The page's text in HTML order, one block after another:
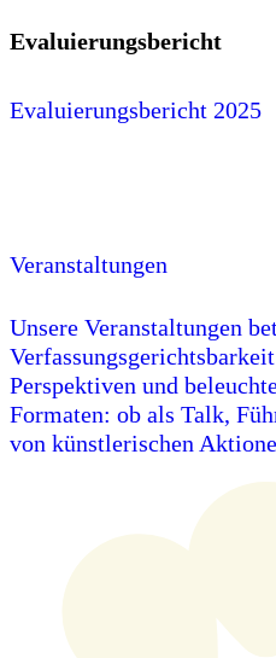
Evaluierungsbericht
Evaluierungsbericht 2025
Veranstaltungen
Unsere Veranstaltungen
Perspektiven und
Formaten: ob als Talk,
von künstlerischen